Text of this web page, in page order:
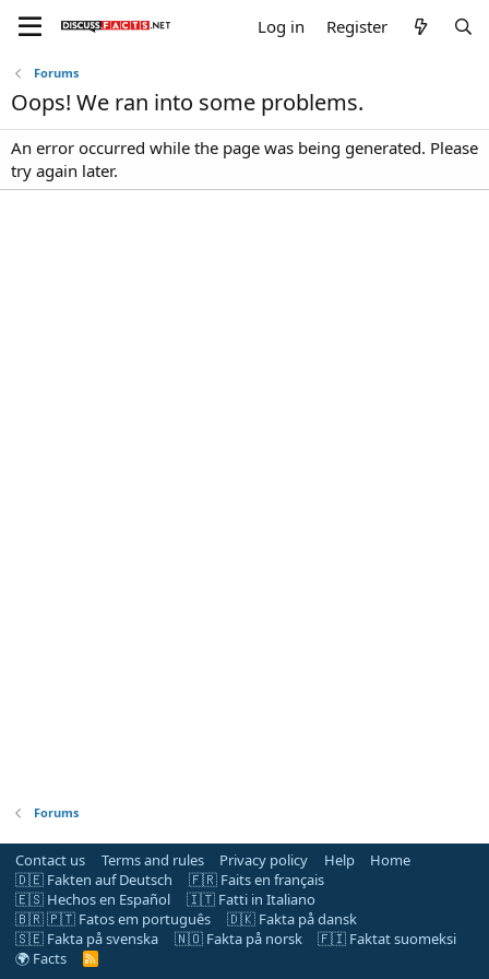
Log in Register
Forums
Oops! We ran into some problems.
An error occurred while the page was being generated. Please
try again later.
Forums
Contact us Terms and rules Privacy policy Help
Home
🇩🇪 Fakten auf Deutsch
🇫🇷 Faits en français
🇪🇸 Hechos en Español
🇮🇹 Fatti in Italiano
🇧🇷 🇵🇹 Fatos em português
🇩🇰 Fakta på dansk
🇸🇪 Fakta på svenska
🇳🇴 Fakta på norsk
🇫🇮 Faktat suomeksi
🌍 Facts
R